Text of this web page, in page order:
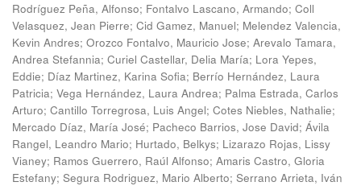
Rodríguez Peña, Alfonso; Fontalvo Lascano, Armando; Coll
Velasquez, Jean Pierre; Cid Gamez, Manuel; Melendez Valencia,
Kevin Andres; Orozco Fontalvo, Mauricio Jose; Arevalo Tamara,
Andrea Stefannia; Curiel Castellar, Delia María; Lora Yepes,
Eddie; Díaz Martinez, Karina Sofia; Berrío Hernández, Laura
Patricia; Vega Hernández, Laura Andrea; Palma Estrada, Carlos
Arturo; Cantillo Torregrosa, Luis Angel; Cotes Niebles, Nathalie;
Mercado Díaz, María José; Pacheco Barrios, Jose David; Ávila
Rangel, Leandro Mario; Hurtado, Belkys; Lizarazo Rojas, Lissy
Vianey; Ramos Guerrero, Raúl Alfonso; Amaris Castro, Gloria
Estefany; Segura Rodriguez, Mario Alberto; Serrano Arrieta, Iván